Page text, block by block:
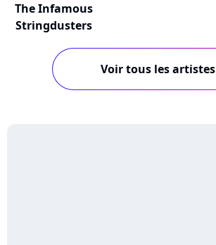
The Infamous
Stringdusters
Voir tous les artistes